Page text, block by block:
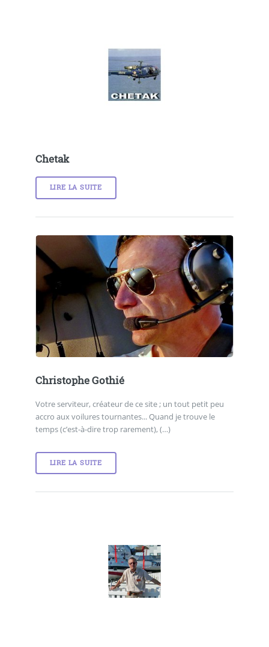
Chetak
LIRE LA SUITE
Christophe Gothié
Votre serviteur, créateur de ce site ; un tout petit peu
accro aux voilures tournantes... Quand je trouve le
temps (c’est-à-dire trop rarement), (…)
LIRE LA SUITE